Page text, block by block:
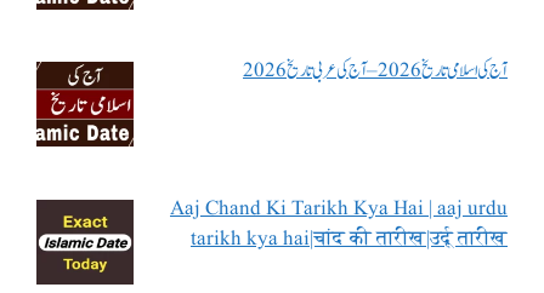
آج کی اسلامی تاریخ 2026 – آج کی عربی تاریخ 2026
Aaj Chand Ki Tarikh Kya Hai | aaj urdu
tarikh kya hai|चांद की तारीख|उर्दू तारीख